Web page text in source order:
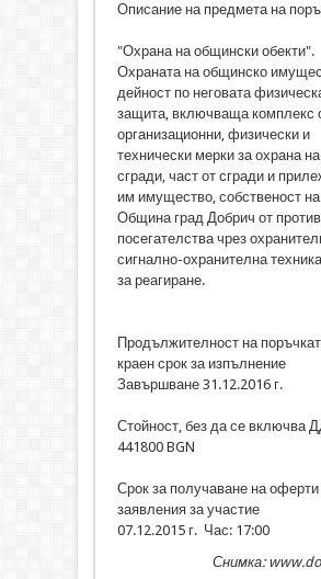
Описание на предмета на
"Охрана на общински обекти".
Охраната на общинско
дейност по неговата
защита, включваща комплекс
организационни, физически и
технически мерки за охрана
сгради, част от сгради и
им имущество, собственост на
Община град Добрич от
посегателства чрез
сигнално-охранителна
за реагиране.
Продължителност на
краен срок за изпълнение
Завършване 31.12.2016 г.
Стойност, без да се включва
441800 BGN
Срок за получаване на
заявления за участие
07.12.2015 г. Час: 17:00
Снимка: